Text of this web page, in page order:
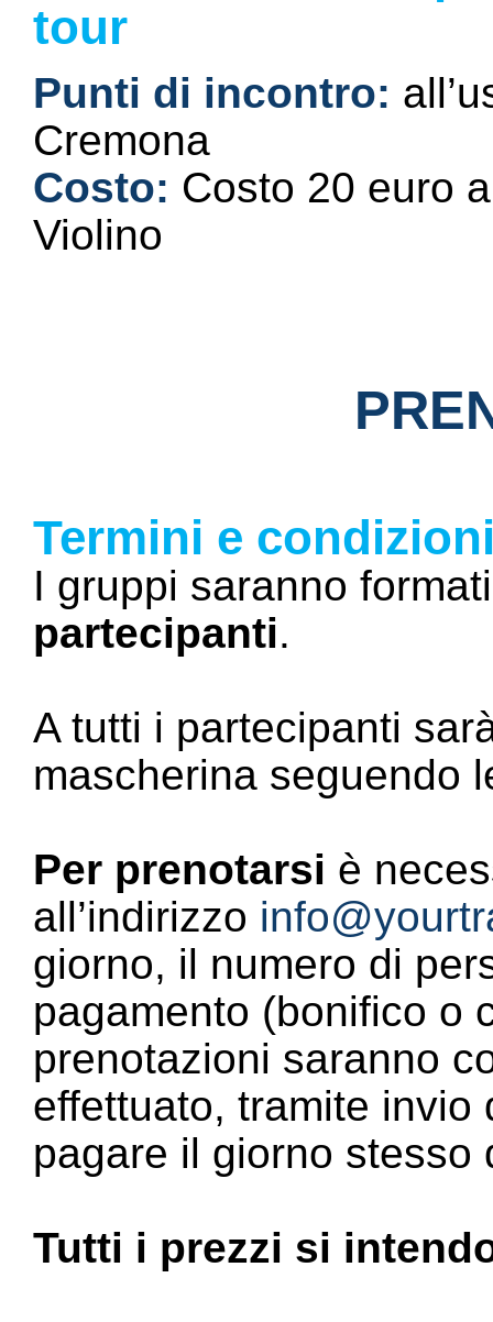
tour
Punti di incontro:
Cremona
Costo: Costo 20 euro
Violino
Termini e
I gruppi saranno
partecipanti.
A tutti i partecipanti
mascherina seguendo
Per prenotarsi è
all’indirizzo
giorno, il numero di
pagamento (bonifico o
prenotazioni saranno
effettuato, tramite invio
pagare il giorno stesso
Tutti i prezzi si